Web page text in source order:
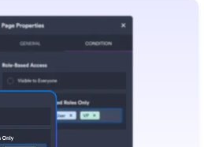
Mehr erfahren: Control Access